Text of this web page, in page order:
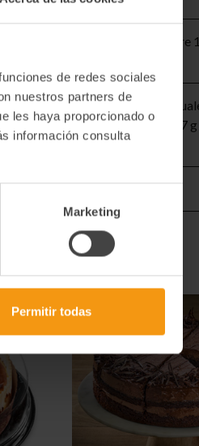
de redes sociales
nuestros partners de
les haya proporcionado o
información consulta
Marketing
Permitir todas
óptima de consumo entre
Grasas (g) 22,6 g De las
(g) 16,7 g Proteinas (g) 5,7 g